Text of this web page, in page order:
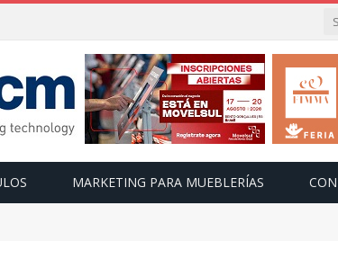
MARKETING PARA MUEBLERÍAS